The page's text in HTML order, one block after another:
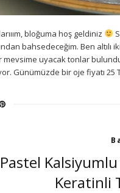
bloğuma hoş geldiniz
bahsedeceğim. Ben altılı
uyacak tonlar
Günümüzde bir oje fiyatı 25
Pastel Kalsiyumlu
Keratinli